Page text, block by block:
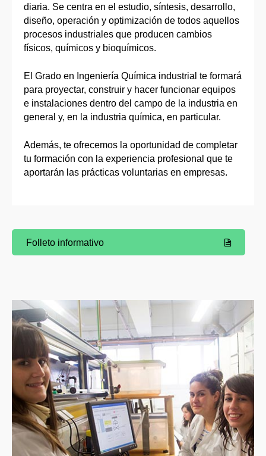
diaria. Se centra en el estudio, síntesis, desarrollo,
diseño, operación y optimización de todos aquellos
procesos industriales que producen cambios
físicos, químicos y bioquímicos.
El Grado en Ingeniería Química industrial te formará
para proyectar, construir y hacer funcionar equipos
e instalaciones dentro del campo de la industria en
general y, en la industria química, en particular.
Además, te ofrecemos la oportunidad de completar
tu formación con la experiencia profesional que te
aportarán las prácticas voluntarias en empresas.
(Abre una nueva ventana)
Folleto informativo